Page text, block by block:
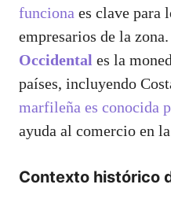
funciona es clave para
empresarios de la zona.
Occidental es la
países, incluyendo
marfileña es conocida
ayuda al comercio en
Contexto histórico